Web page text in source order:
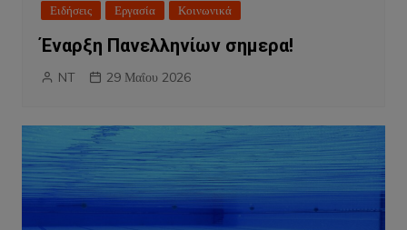
Ειδήσεις Εργασία Κοινωνικά
Έναρξη Πανελληνίων σημερα!
NT 29 Μαΐου 2026